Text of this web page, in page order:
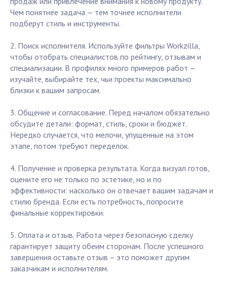
Чем понятнее задача — тем точнее исполнители
подберут стиль и инструменты.
2. Поиск исполнителя. Используйте фильтры Workzilla,
чтобы отобрать специалистов по рейтингу, отзывам и
специализации. В профилях много примеров работ —
изучайте, выбирайте тех, чьи проекты максимально
близки к вашим запросам.
3. Общение и согласование. Перед началом обязательно
обсудите детали: формат, стиль, сроки и бюджет.
Нередко случается, что мелочи, упущенные на этом
этапе, потом требуют переделок.
4. Получение и проверка результата. Когда визуал готов,
оцените его не только по эстетике, но и по
эффективности: насколько он отвечает вашим задачам и
стилю бренда. Если есть потребность, попросите
финальные корректировки.
5. Оплата и отзыв. Работа через безопасную сделку
гарантирует защиту обеим сторонам. После успешного
завершения оставьте отзыв – это поможет другим
заказчикам и исполнителям.